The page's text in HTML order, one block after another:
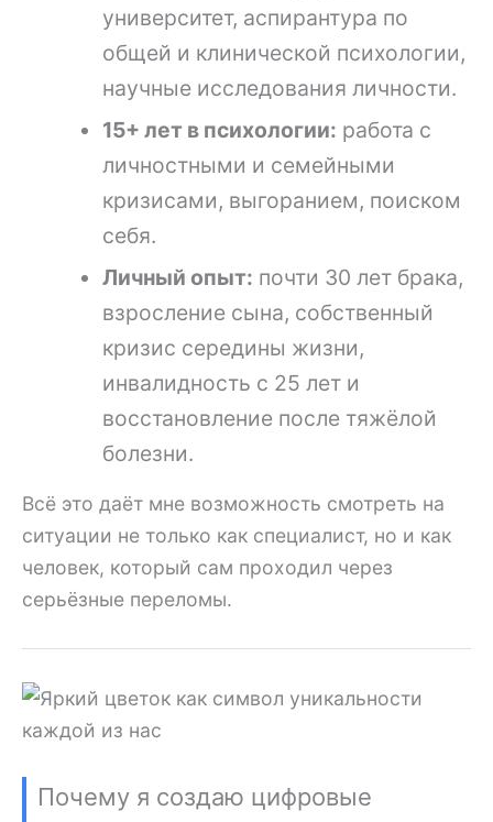
университет, аспирантура по
общей и клинической психологии,
научные исследования личности.
15+ лет в психологии: работа с
личностными и семейными
кризисами, выгоранием, поиском
себя.
Личный опыт: почти 30 лет брака,
взросление сына, собственный
кризис середины жизни,
инвалидность с 25 лет и
восстановление после тяжёлой
болезни.
Всё это даёт мне возможность смотреть на
ситуации не только как специалист, но и как
человек, который сам проходил через
серьёзные переломы.
Почему я создаю цифровые